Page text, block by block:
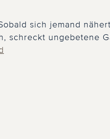
sich jemand
schreckt ungebetene